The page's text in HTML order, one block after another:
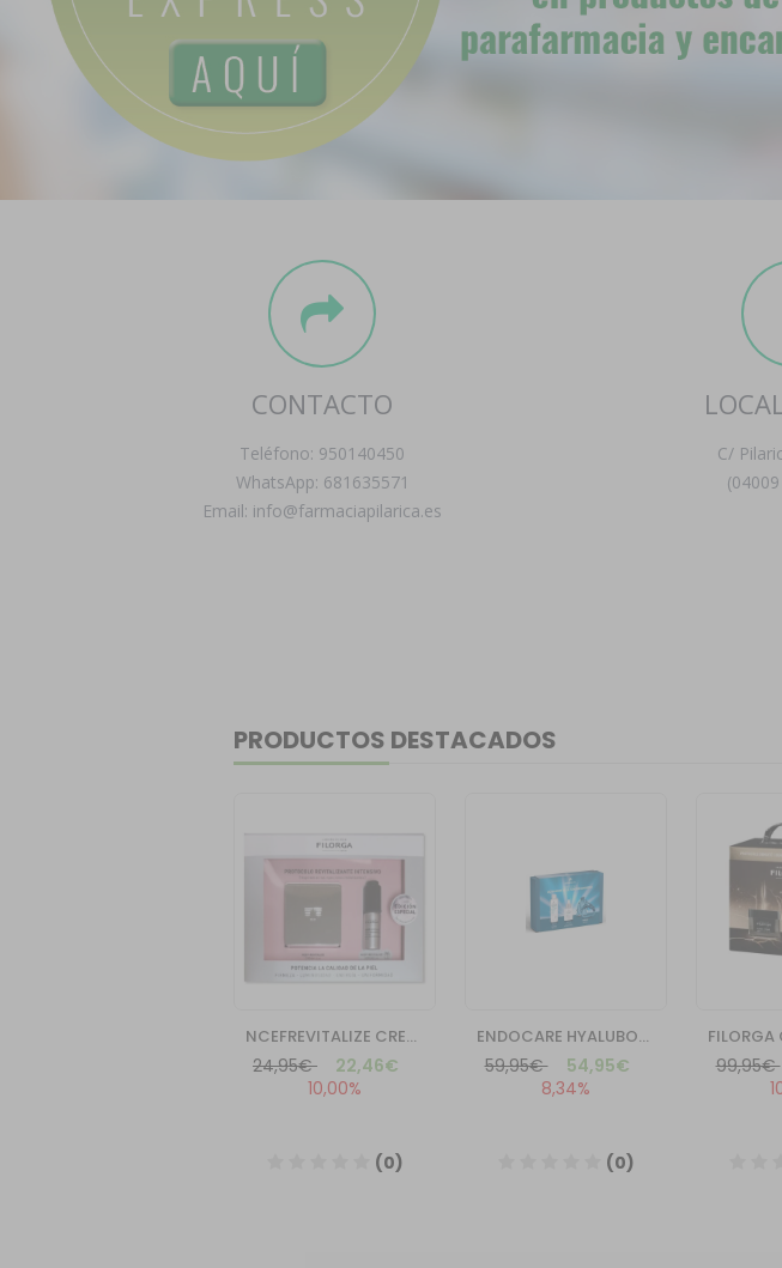
CONTACTO
Teléfono: 950140450
WhatsApp: 681635571
Email: info@farmaciapilarica.es
C/